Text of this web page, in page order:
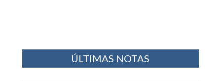
ÚLTIMAS NOTAS